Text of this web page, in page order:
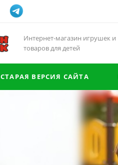
Интернет-магазин игрушек и
товаров для детей
СТАРАЯ ВЕРСИЯ САЙТА